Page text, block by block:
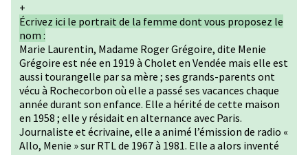
+
Écrivez ici le portrait de la femme dont vous proposez le
nom :
Marie Laurentin, Madame Roger Grégoire, dite Menie
Grégoire est née en 1919 à Cholet en Vendée mais elle est
aussi tourangelle par sa mère ; ses grands-parents ont
vécu à Rochecorbon où elle a passé ses vacances chaque
année durant son enfance. Elle a hérité de cette maison
en 1958 ; elle y résidait en alternance avec Paris.
Journaliste et écrivaine, elle a animé l’émission de radio «
Allo, Menie » sur RTL de 1967 à 1981. Elle a alors inventé